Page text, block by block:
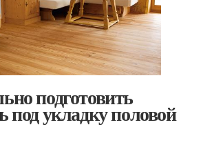
подготовить
под укладку половой